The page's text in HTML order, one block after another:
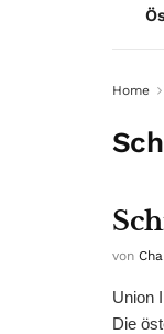
Home
von
Union
Die